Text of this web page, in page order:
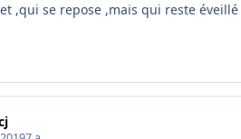
,qui se repose ,mais qui reste éveillé